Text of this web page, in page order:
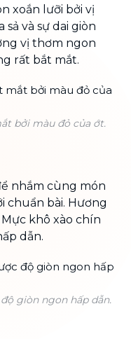
xoắn lưỡi bởi vị
và sự dai giòn
vị thơm ngon
rất bắt mắt.
bởi màu đỏ của ớt.
nhắm cùng món
chuẩn bài. Hương
khô xào chín
dẫn.
giòn ngon hấp dẫn.